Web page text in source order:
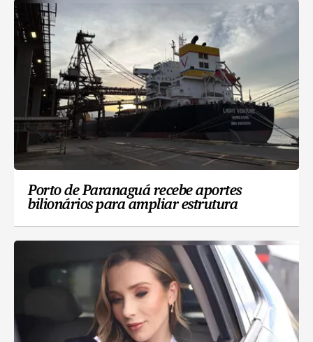
Porto de Paranaguá recebe aportes
bilionários para ampliar estrutura